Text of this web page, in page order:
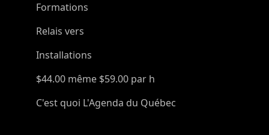
Formations
Relais vers
Installations
$44.00 même $59.00 par h
C'est quoi L'Agenda du Québec